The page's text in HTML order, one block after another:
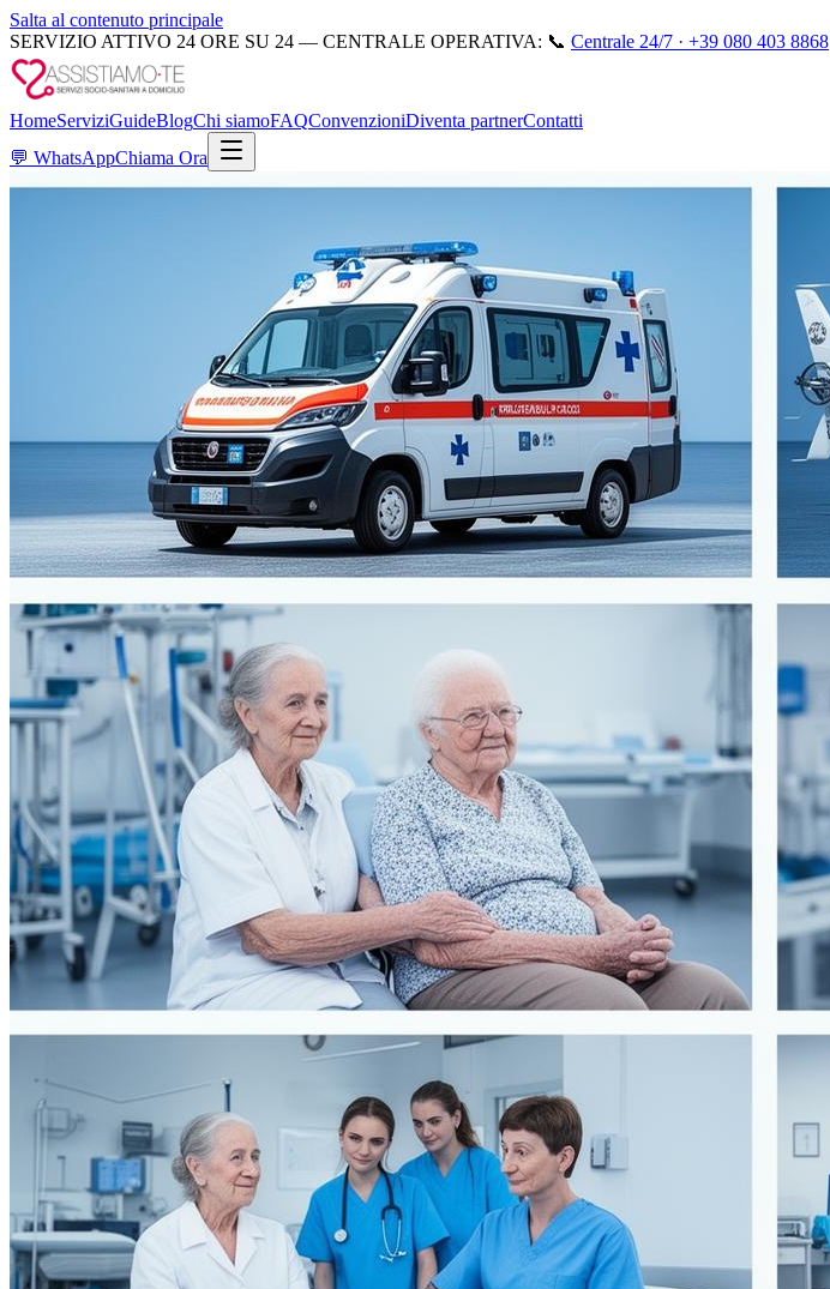
Salta al contenuto principale
SERVIZIO ATTIVO 24 ORE SU 24 — CENTRALE OPERATIVA: 📞 Centrale 24/7 · +39 080 403 8868
HomeServiziGuideBlogChi siamoFAQConvenzioniDiventa partnerContatti
💬 WhatsAppChiama Ora